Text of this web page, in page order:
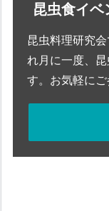
昆虫食イベ
昆虫料理研究
れ月に一度、
す。お気軽にご